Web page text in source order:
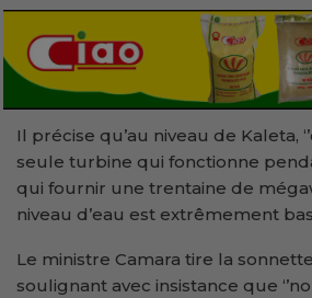
Il précise qu’au niveau de Kaleta,
seule turbine qui fonctionne
qui fournir une trentaine de
niveau d’eau est extrêmement
Le ministre Camara tire la
soulignant avec insistance que